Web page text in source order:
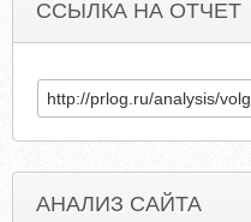
ССЫЛКА НА ОТЧЕТ
АНАЛИЗ САЙТА